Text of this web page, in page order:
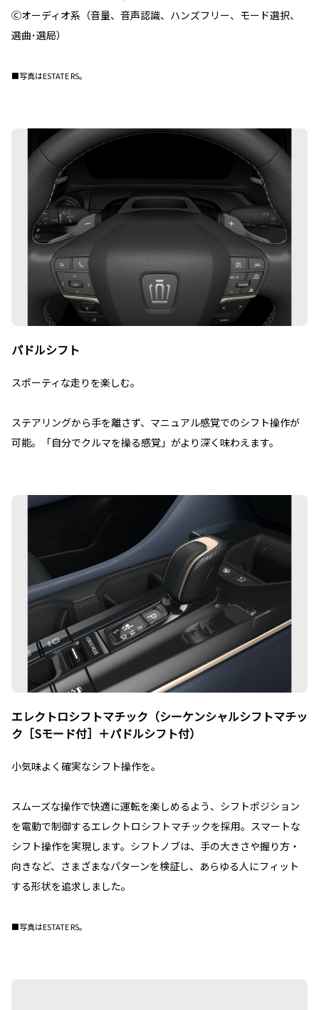
Ⓒオーディオ系（音量、音声認識、ハンズフリー、モード選択、
選曲･選局）
■写真はESTATE RS。
パドルシフト
スポーティな走りを楽しむ。
ステアリングから手を離さず、マニュアル感覚でのシフト操作が
可能。「自分でクルマを操る感覚」がより深く味わえます。
エレクトロシフトマチック（シーケンシャルシフトマチッ
ク［Sモード付］＋パドルシフト付）
小気味よく確実なシフト操作を。
スムーズな操作で快適に運転を楽しめるよう、シフトポジション
を電動で制御するエレクトロシフトマチックを採用。スマートな
シフト操作を実現します。シフトノブは、手の大きさや握り方・
向きなど、さまざまなパターンを検証し、あらゆる人にフィット
する形状を追求しました。
■写真はESTATE RS。